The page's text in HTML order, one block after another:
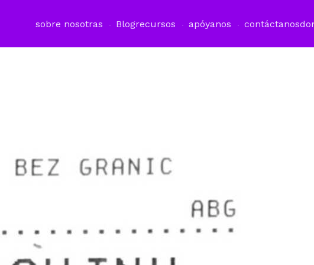
sobre nosotras Blogrecursos apóyanos contáctanos